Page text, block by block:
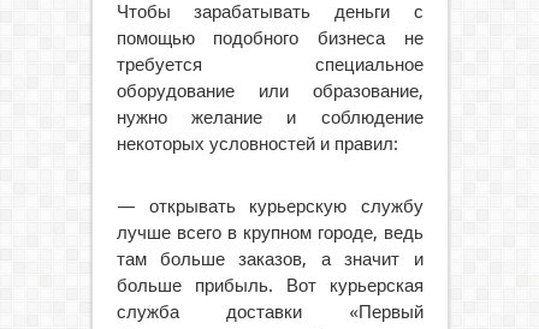
Чтобы зарабатывать деньги с
помощью подобного бизнеса не
требуется специальное
оборудование или образование,
нужно желание и соблюдение
некоторых условностей и правил:
— открывать курьерскую службу
лучше всего в крупном городе, ведь
там больше заказов, а значит и
больше прибыль. Вот курьерская
служба доставки «Первый